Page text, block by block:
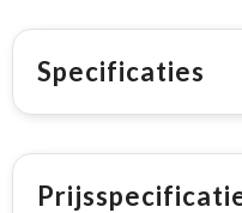
Specificaties